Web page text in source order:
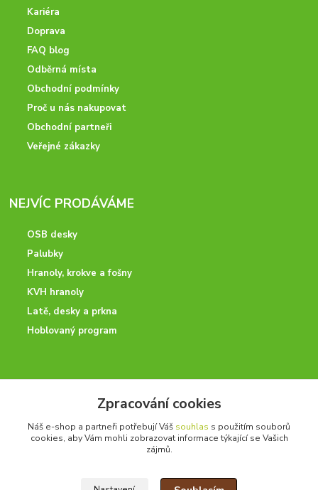
Kariéra
Doprava
FAQ blog
Odběrná místa
Obchodní podmínky
Proč u nás nakupovat
Obchodní partneři
Veřejné zákazky
NEJVÍC PRODÁVÁME
OSB desky
Palubky
Hranoly, krokve a fošny
KVH hranoly
Latě, desky a prkna
Hoblovaný program
Potřebujete poradit? Neváhejte nás kontaktovat.
+420 728 600 625
po - pá 7:00 - 15:00
Zpracování cookies
Náš e-shop a partneři potřebují Váš souhlas s použitím souborů
cookies, aby Vám mohli zobrazovat informace týkající se Vašich
zájmů.